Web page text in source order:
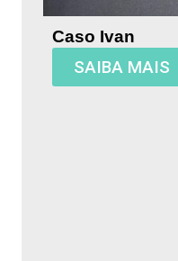
Caso Ivan
SAIBA MAIS